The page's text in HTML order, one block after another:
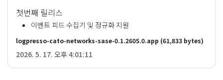
첫번째 릴리스
이벤트 피드 수집기 및 정규화 지원
logpresso-cato-networks-sase-0.1.2605.0.app (61,833 bytes)
2026. 5. 17. 오후 4:01:11